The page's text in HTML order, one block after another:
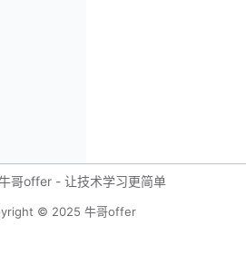
哥offer - 让技术学习更简单
© 2025 牛哥offer